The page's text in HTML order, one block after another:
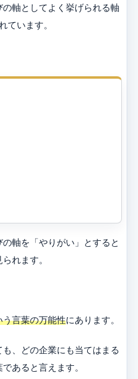
軸としてよく挙げられる軸
ています。
軸を「やりがい」とすると
れます。
言葉の万能性にあります。
、どの企業にも当てはまる
あると言えます。